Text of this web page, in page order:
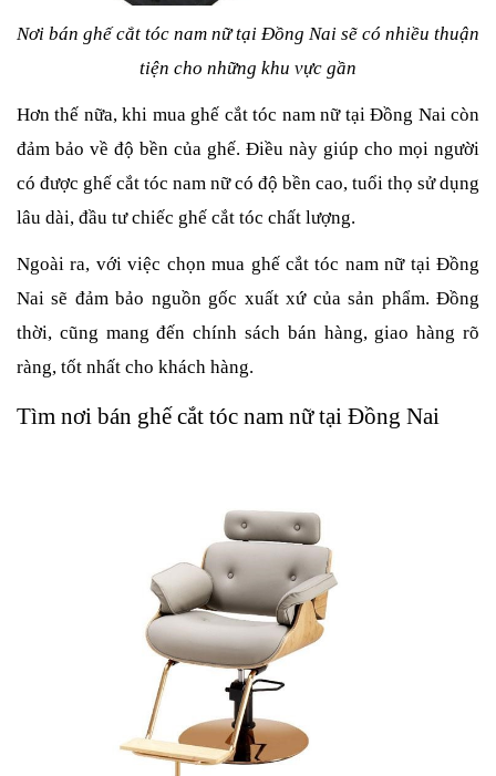
Nơi bán ghế cắt tóc nam nữ tại Đồng Nai sẽ có nhiều thuận
tiện cho những khu vực gần
Hơn thế nữa, khi mua ghế cắt tóc nam nữ tại Đồng Nai còn
đảm bảo về độ bền của ghế. Điều này giúp cho mọi người
có được ghế cắt tóc nam nữ có độ bền cao, tuổi thọ sử dụng
lâu dài, đầu tư chiếc ghế cắt tóc chất lượng.
Ngoài ra, với việc chọn mua ghế cắt tóc nam nữ tại Đồng
Nai sẽ đảm bảo nguồn gốc xuất xứ của sản phẩm. Đồng
thời, cũng mang đến chính sách bán hàng, giao hàng rõ
ràng, tốt nhất cho khách hàng.
Tìm nơi bán ghế cắt tóc nam nữ tại Đồng Nai